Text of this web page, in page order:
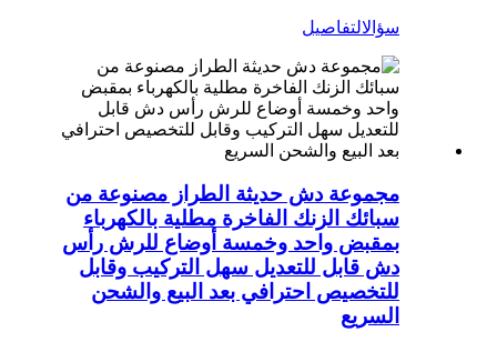
سؤالالتفاصيل
مجموعة دش حديثة الطراز مصنوعة من
سبائك الزنك الفاخرة مطلية بالكهرباء
بمقبض واحد وخمسة أوضاع للرش رأس
دش قابل للتعديل سهل التركيب وقابل
للتخصيص احترافي بعد البيع والشحن
السريع